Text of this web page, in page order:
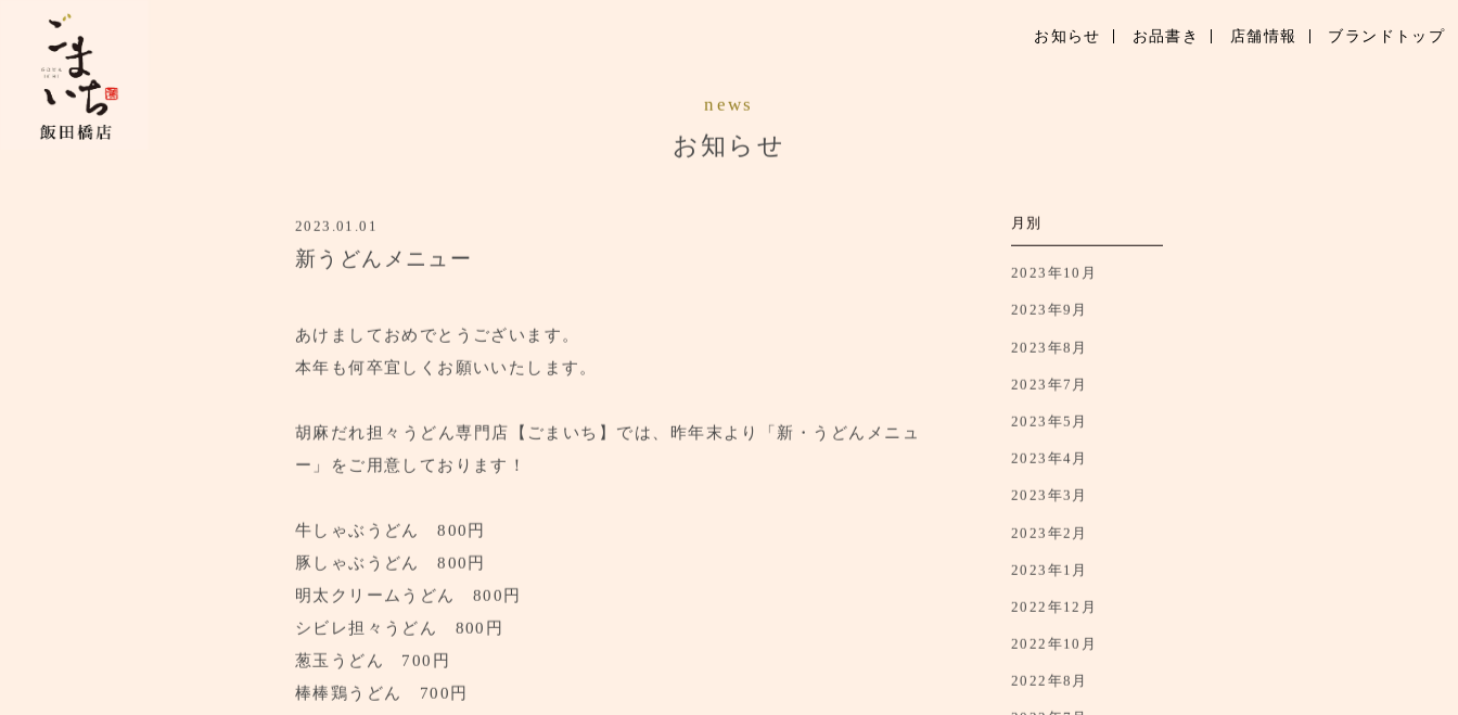
お知らせ
お知らせ お品書き 店舗情報 ブランドトップ
news
お知らせ
新うどんメニュー
あけましておめでとうございます。
本年も何卒宜しくお願いいたします。
胡麻だれ担々うどん専門店【ごまいち】では、昨年末より「新・うどんメニュ
ー」をご用意しております！
牛しゃぶうどん 800円
豚しゃぶうどん 800円
明太クリームうどん 800円
シビレ担々うどん 800円
葱玉うどん 700円
棒棒鶏うどん 700円
月別
2023年10月
2023年9月
2023年8月
2023年7月
2023年5月
2023年4月
2023年3月
2023年2月
2023年1月
2022年12月
2022年10月
2022年8月